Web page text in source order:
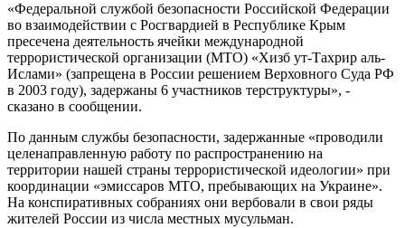
«Федеральной службой безопасности Российской Федерации
во взаимодействии с Росгвардией в Республике Крым
пресечена деятельность ячейки международной
террористической организации (МТО) «Хизб ут-Тахрир аль-
Ислами» (запрещена в России решением Верховного Суда РФ
в 2003 году), задержаны 6 участников терструктуры», -
сказано в сообщении.
По данным службы безопасности, задержанные «проводили
целенаправленную работу по распространению на
территории нашей страны террористической идеологии» при
координации «эмиссаров МТО, пребывающих на Украине».
На конспиративных собраниях они вербовали в свои ряды
жителей России из числа местных мусульман.